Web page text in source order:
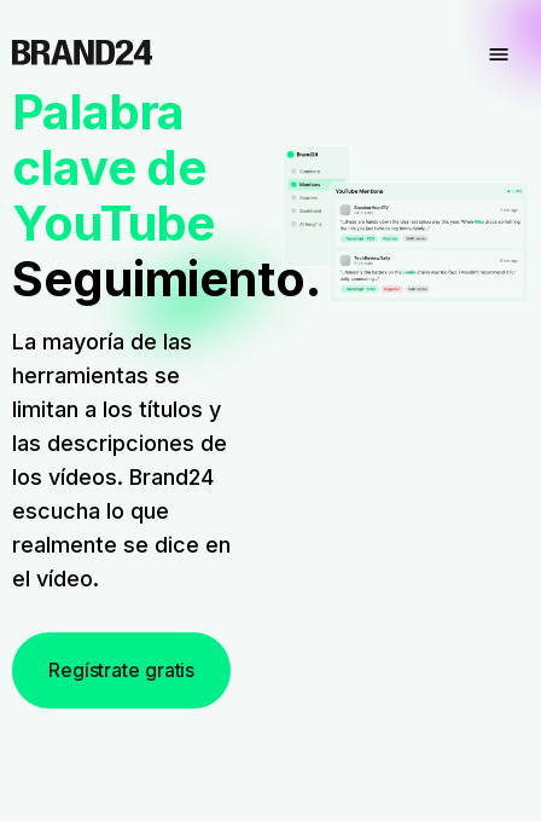
Palabra
clave de
YouTube
Seguimiento.
La mayoría de las
herramientas se
limitan a los títulos y
las descripciones de
los vídeos. Brand24
escucha lo que
realmente se dice en
el vídeo.
Regístrate gratis